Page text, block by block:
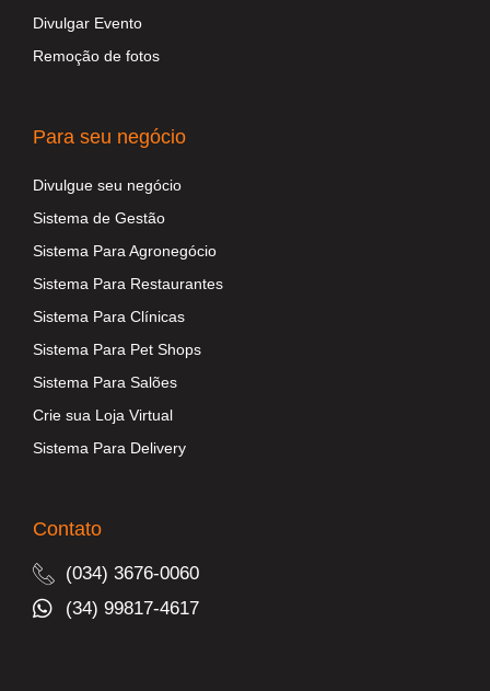
Divulgar Evento
Remoção de fotos
Para seu negócio
Divulgue seu negócio
Sistema de Gestão
Sistema Para Agronegócio
Sistema Para Restaurantes
Sistema Para Clínicas
Sistema Para Pet Shops
Sistema Para Salões
Crie sua Loja Virtual
Sistema Para Delivery
Contato
(034) 3676-0060
(34) 99817-4617